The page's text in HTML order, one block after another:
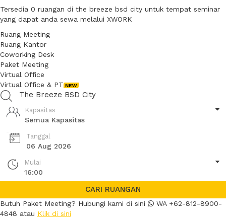
Tersedia 0 ruangan di the breeze bsd city untuk tempat seminar
yang dapat anda sewa melalui XWORK
Ruang Meeting
Ruang Kantor
Coworking Desk
Paket Meeting
Virtual Office
Virtual Office & PT
Kapasitas
Semua Kapasitas
Tanggal
06 Aug 2026
Mulai
16:00
CARI RUANGAN
Butuh Paket Meeting? Hubungi kami di sini
WA +62-812-8900-
4848 atau Klik di sini